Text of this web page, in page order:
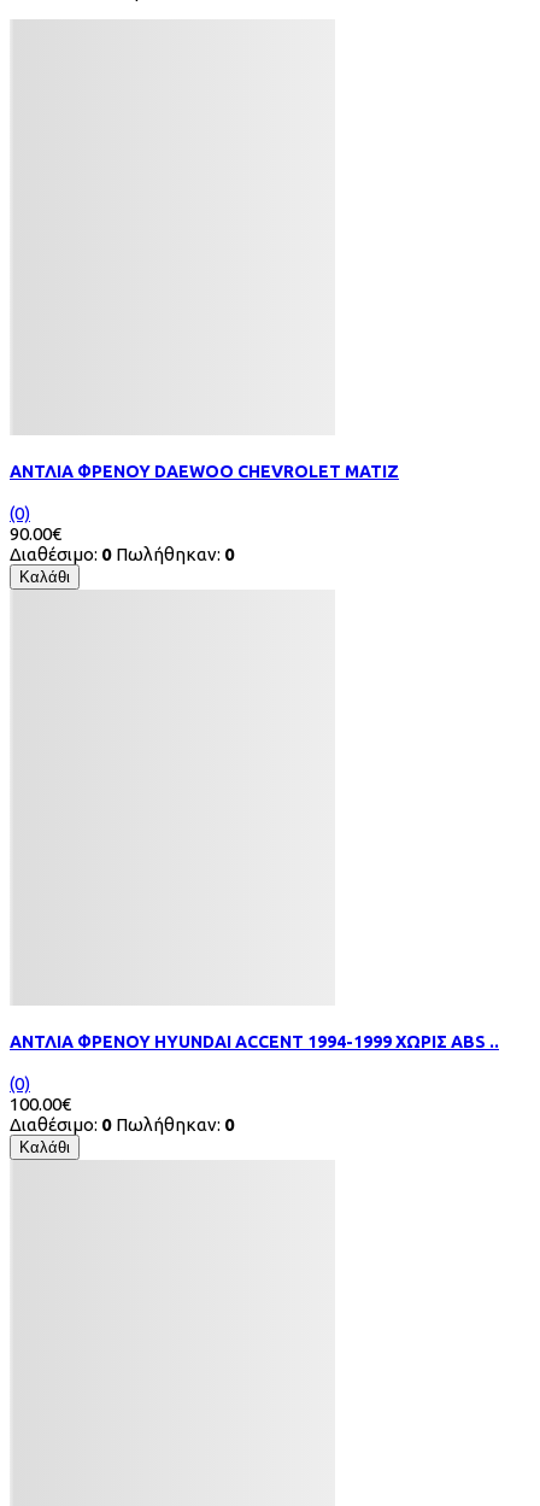
ΑΝΤΛΙΑ ΦΡΕΝΟΥ DAEWOO CHEVROLET MATIZ
(0)
90.00€
Διαθέσιμο: 0 Πωλήθηκαν: 0
Καλάθι
ΑΝΤΛΙΑ ΦΡΕΝΟΥ HYUNDAI ACCENT 1994-1999 ΧΩΡΙΣ ABS ..
(0)
100.00€
Διαθέσιμο: 0 Πωλήθηκαν: 0
Καλάθι